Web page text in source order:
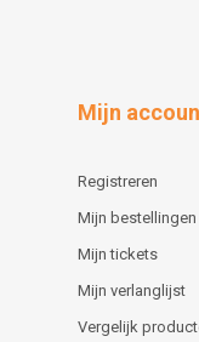
Mijn
Registreren
Mijn bestellingen
Mijn tickets
Mijn verlanglijst
Vergelijk